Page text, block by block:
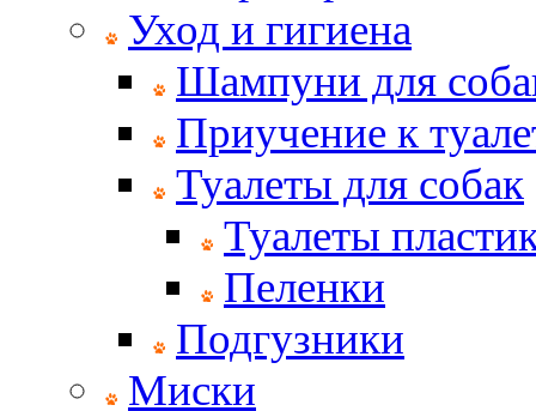
Уход и гигиена
Шампуни для
Приучение к
Туалеты для собак
Туалеты
Пеленки
Подгузники
Миски